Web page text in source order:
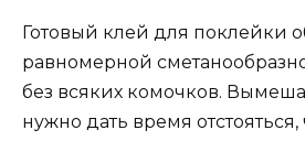
Готовый клей для поклейки
равномерной
без всяких комочков.
нужно дать время